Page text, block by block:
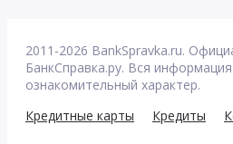
2011-2026 BankSpravka.ru.
БанкСправка.ру. Вся
ознакомительный характер.
Кредитные карты
Кредиты